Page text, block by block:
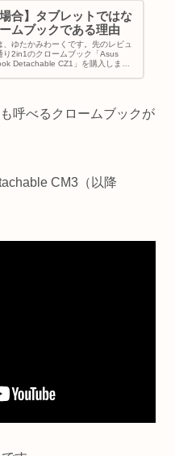
場合】タブレットではな
ムブックである理由
、ゆたかみわーくです。先のレビュ
り2in1のクロームブック「Asus
Detachable CZ1」を購入しまし
呼べるクロームブックが
CM3（以降